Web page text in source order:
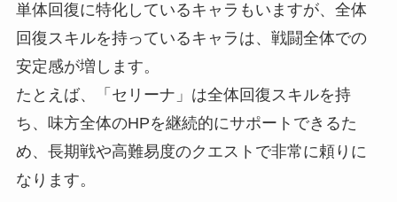
単体回復に特化しているキャラもいますが、全体
回復スキルを持っているキャラは、戦闘全体での
安定感が増します。
たとえば、「セリーナ」は全体回復スキルを持
ち、味方全体のHPを継続的にサポートできるた
め、長期戦や高難易度のクエストで非常に頼りに
なります。